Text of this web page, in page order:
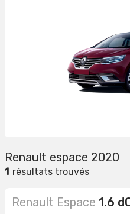
Renault espace 2020
1 résultats trouvés
Renault Espace 1.6